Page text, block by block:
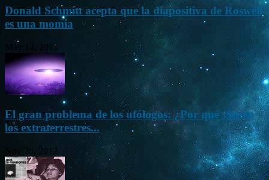
Donald Schmitt acepta que la diapositiva de Roswell
es una momia
May 14, 2015
El gran problema de los ufólogos: ¿Por qué vienen
los extraterrestres...
Nov 26, 2012